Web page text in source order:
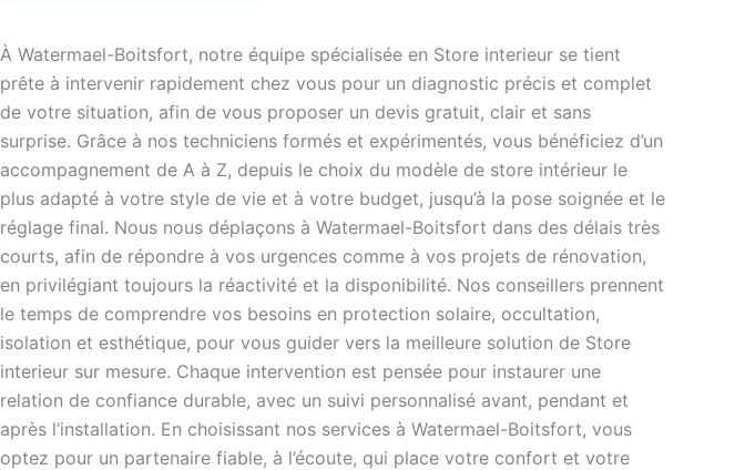
À Watermael-Boitsfort, notre équipe spécialisée en Store interieur se tient
prête à intervenir rapidement chez vous pour un diagnostic précis et complet
de votre situation, afin de vous proposer un devis gratuit, clair et sans
surprise. Grâce à nos techniciens formés et expérimentés, vous bénéficiez d’un
accompagnement de A à Z, depuis le choix du modèle de store intérieur le
plus adapté à votre style de vie et à votre budget, jusqu’à la pose soignée et le
réglage final. Nous nous déplaçons à Watermael-Boitsfort dans des délais très
courts, afin de répondre à vos urgences comme à vos projets de rénovation,
en privilégiant toujours la réactivité et la disponibilité. Nos conseillers prennent
le temps de comprendre vos besoins en protection solaire, occultation,
isolation et esthétique, pour vous guider vers la meilleure solution de Store
interieur sur mesure. Chaque intervention est pensée pour instaurer une
relation de confiance durable, avec un suivi personnalisé avant, pendant et
après l’installation. En choisissant nos services à Watermael-Boitsfort, vous
optez pour un partenaire fiable, à l’écoute, qui place votre confort et votre